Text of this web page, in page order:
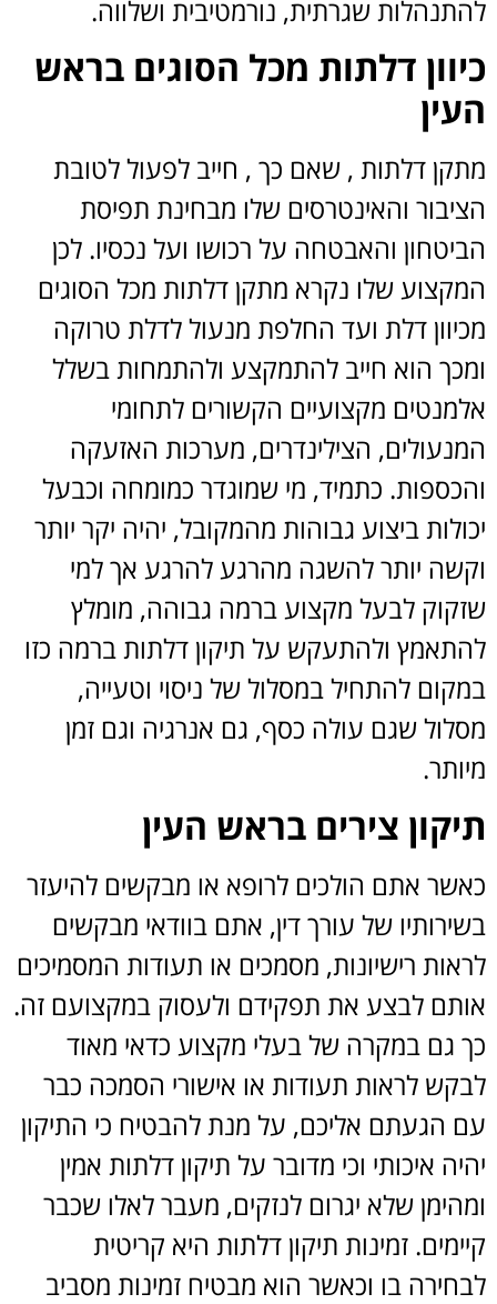
להתנהלות שגרתית, נורמטיבית ושלווה.
כיוון דלתות מכל הסוגים בראש
העין
מתקן דלתות , שאם כך , חייב לפעול לטובת
הציבור והאינטרסים שלו מבחינת תפיסת
הביטחון והאבטחה על רכושו ועל נכסיו. לכן
המקצוע שלו נקרא מתקן דלתות מכל הסוגים
מכיוון דלת ועד החלפת מנעול לדלת טרוקה
ומכך הוא חייב להתמקצע ולהתמחות בשלל
אלמנטים מקצועיים הקשורים לתחומי
המנעולים, הצילינדרים, מערכות האזעקה
והכספות. כתמיד, מי שמוגדר כמומחה וכבעל
יכולות ביצוע גבוהות מהמקובל, יהיה יקר יותר
וקשה יותר להשגה מהרגע להרגע אך למי
שזקוק לבעל מקצוע ברמה גבוהה, מומלץ
להתאמץ ולהתעקש על תיקון דלתות ברמה כזו
במקום להתחיל במסלול של ניסוי וטעייה,
מסלול שגם עולה כסף, גם אנרגיה וגם זמן
מיותר.
תיקון צירים בראש העין
כאשר אתם הולכים לרופא או מבקשים להיעזר
בשירותיו של עורך דין, אתם בוודאי מבקשים
לראות רישיונות, מסמכים או תעודות המסמיכים
אותם לבצע את תפקידם ולעסוק במקצועם זה.
כך גם במקרה של בעלי מקצוע כדאי מאוד
לבקש לראות תעודות או אישורי הסמכה כבר
עם הגעתם אליכם, על מנת להבטיח כי התיקון
יהיה איכותי וכי מדובר על תיקון דלתות אמין
ומהימן שלא יגרום לנזקים, מעבר לאלו שכבר
קיימים. זמינות תיקון דלתות היא קריטית
לבחירה בו וכאשר הוא מבטיח זמינות מסביב